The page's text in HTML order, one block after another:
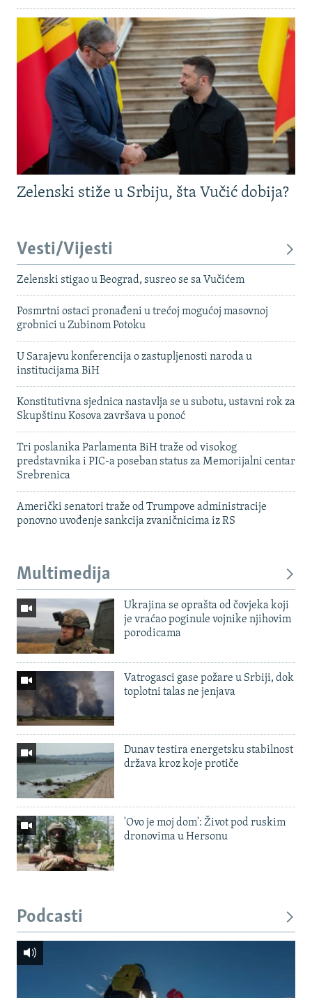
Zelenski stiže u Srbiju, šta Vučić dobija?
Vesti/Vijesti
Zelenski stigao u Beograd, susreo se sa Vučićem
Posmrtni ostaci pronađeni u trećoj mogućoj masovnoj
grobnici u Zubinom Potoku
U Sarajevu konferencija o zastupljenosti naroda u
institucijama BiH
Konstitutivna sjednica nastavlja se u subotu, ustavni rok za
Skupštinu Kosova završava u ponoć
Tri poslanika Parlamenta BiH traže od visokog
predstavnika i PIC-a poseban status za Memorijalni centar
Srebrenica
Američki senatori traže od Trumpove administracije
ponovno uvođenje sankcija zvaničnicima iz RS
Multimedija
Ukrajina se oprašta od čovjeka koji
je vraćao poginule vojnike njihovim
porodicama
Vatrogasci gase požare u Srbiji, dok
toplotni talas ne jenjava
Dunav testira energetsku stabilnost
država kroz koje protiče
'Ovo je moj dom': Život pod ruskim
dronovima u Hersonu
Podcasti